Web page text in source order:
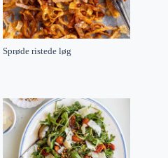
Sprøde ristede løg